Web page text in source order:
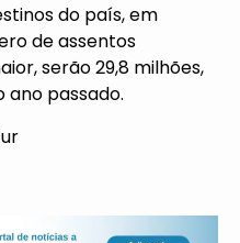
do país, em
de assentos
serão 29,8 milhões,
ano passado.